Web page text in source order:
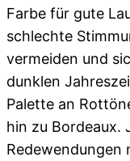
Farbe für gute
schlechte
vermeiden und
dunklen
Palette an
hin zu Bordeaux.
Redewendungen